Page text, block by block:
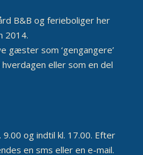
B&B og ferieboliger her
2014.
gæster som ‘gengangere’
eller som en del
og indtil kl. 17.00. Efter
en sms eller en e-mail.